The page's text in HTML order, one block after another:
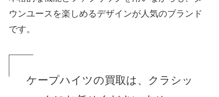
ウンユースを楽しめるデザインが人気のブランド
です。
ケープハイツの買取は、クラシッ